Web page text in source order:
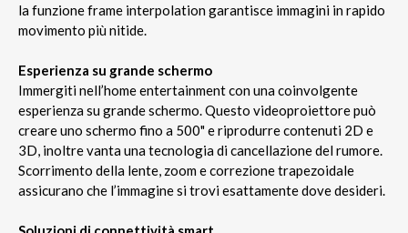
la funzione frame interpolation garantisce immagini in rapido
movimento più nitide.
Esperienza su grande schermo
Immergiti nell’home entertainment con una coinvolgente
esperienza su grande schermo. Questo videoproiettore può
creare uno schermo fino a 500" e riprodurre contenuti 2D e
3D, inoltre vanta una tecnologia di cancellazione del rumore.
Scorrimento della lente, zoom e correzione trapezoidale
assicurano che l’immagine si trovi esattamente dove desideri.